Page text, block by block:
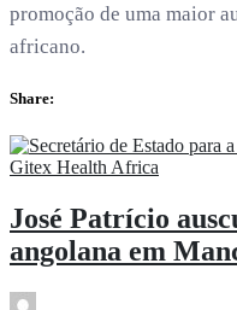
promoção de uma maior
africano.
Share:
José Patrício
angolana em